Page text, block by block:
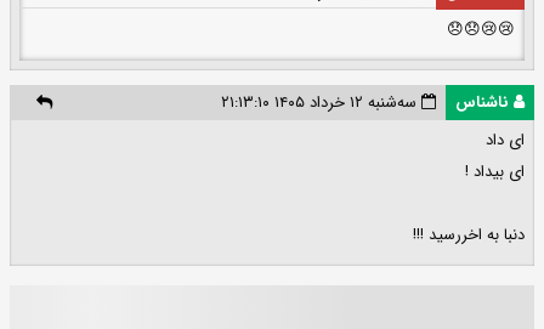
😢😢😞😞
ناشناس
سه‌شنبه ۱۲ خرداد ۱۴۰۵ ۲۱:۱۳:۱۰
ای داد
ای بیداد !
دنبا به اخررسید !!!